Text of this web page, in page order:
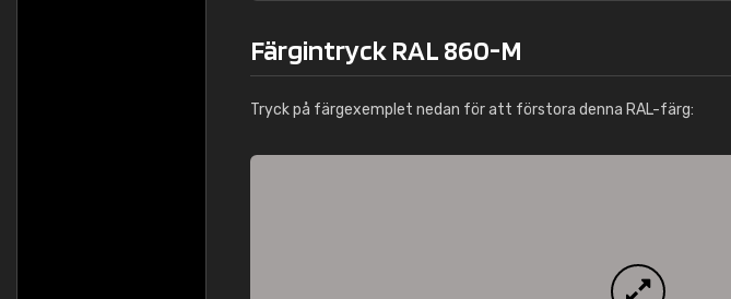
Färgintryck RAL 860-M
Tryck på färgexemplet nedan för att förstora denna RAL-färg: